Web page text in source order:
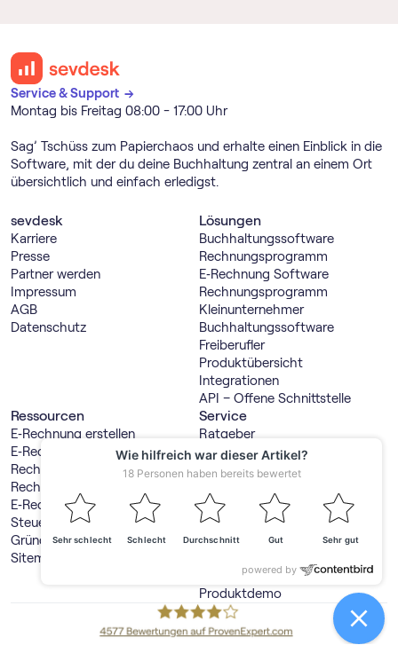
Service & Support →
Montag bis Freitag 08:00 - 17:00 Uhr
Sag’ Tschüss zum Papierchaos und erhalte einen Einblick in die
Software, mit der du deine Buchhaltung zentral an einem Ort
übersichtlich und einfach erledigst.
sevdesk
Karriere
Presse
Partner werden
Impressum
AGB
Datenschutz
Lösungen
Buch­haltungs­software
Rechnungs­programm
E‑Rechnung Software
Rechnungs­programm
Kleinunternehmer
Buch­haltungs­software
Freiberufler
Produktübersicht
Integrationen
API – Offene Schnittstelle
Ressourcen
E‑Rechnung erstellen
E‑Rechnung Viewer
Rechnung schreiben
Rechnungsvorlage
E‑Rechnung Software Vergleich
Steuerspartipps
Gründerwelt
Sitemap
Service
Ratgeber
Lexikon
Blog
Hilfecenter
Wechsel zu sevdesk
Steuerberater suchen
GmbH & UG online gründen
Produktdemo